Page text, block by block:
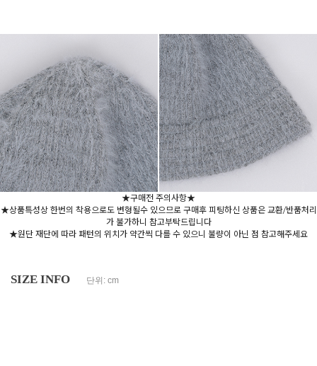
★구매전 주의사항★
★상품특성상 한번의 착용으로도 변형될수 있으므로 구매후 피팅하신 상품은 교환/반품처리
가 불가하니 참고부탁드립니다
★원단 재단에 따라 패턴의 위치가 약간씩 다를 수 있으니 불량이 아닌 점 참고해주세요